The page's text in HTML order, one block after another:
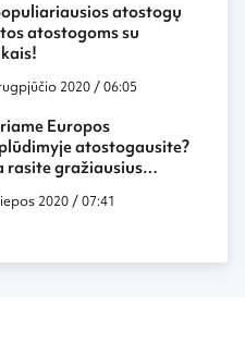
atostogų
atostogoms su
2020 / 06:05
Europos
atostogausite?
rasite gražiausius
2020 / 07:41